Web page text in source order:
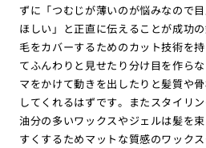
ずに「つむじが薄いのが悩みなので
ほしい」と正直に伝えることが成功
毛をカバーするためのカット技術を
てふんわりと見せたり分け目を作ら
マをかけて動きを出したりと髪質や
してくれるはずです。またスタイリ
油分の多いワックスやジェルは髪を
すくするためマットな質感のワック